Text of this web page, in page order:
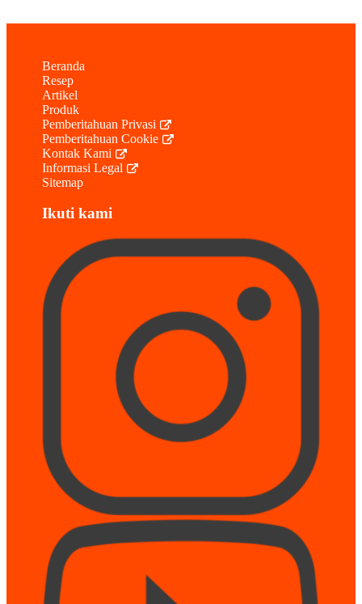
Beranda
Resep
Artikel
Produk
Pemberitahuan Privasi
Pemberitahuan Cookie
Kontak Kami
Informasi Legal
Sitemap
Ikuti kami